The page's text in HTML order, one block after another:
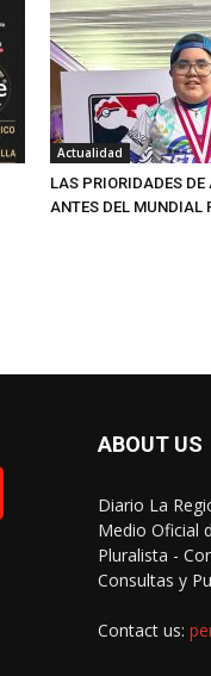
Actualidad
LAS PRIORIDADES DE
ANTES DEL MUNDIAL
ABOUT US
Diario La
Medio Oficial
Pluralista -
Consultas y
Contact us: